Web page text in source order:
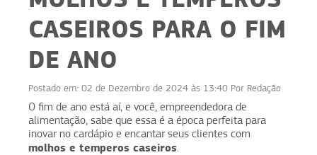
CASEIROS PARA O FIM
DE ANO
Postado em: 02 de Dezembro de 2024 às 13:40 Por Redação
O fim de ano está aí, e você, empreendedora de
alimentação, sabe que essa é a época perfeita para
inovar no cardápio e encantar seus clientes com
molhos e temperos caseiros.